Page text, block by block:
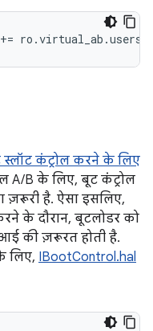
+= ro .virtual_ab .
स्लॉट कंट्रोल करने के लिए
A/B के लिए, बूट कंट्रोल
ज़रूरी है. ऐसा इसलिए,
के दौरान, बूटलोडर को
की ज़रूरत होती है.
लिए, IBootControl.hal